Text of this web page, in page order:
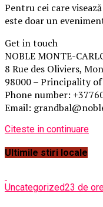
Pentru cei care
este doar un
Get in touch
NOBLE MONTE-
8 Rue des Oliviers,
98000 – Principality
Phone number:
Email:
Citeste in continuare
Ultimile stiri locale
Uncategorized23 de